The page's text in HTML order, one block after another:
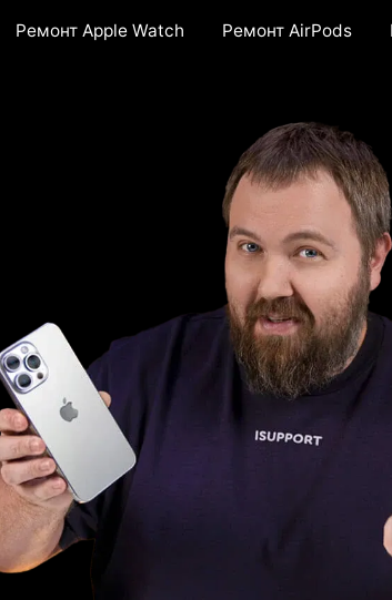
Ремонт Apple Watch Ремонт AirPods